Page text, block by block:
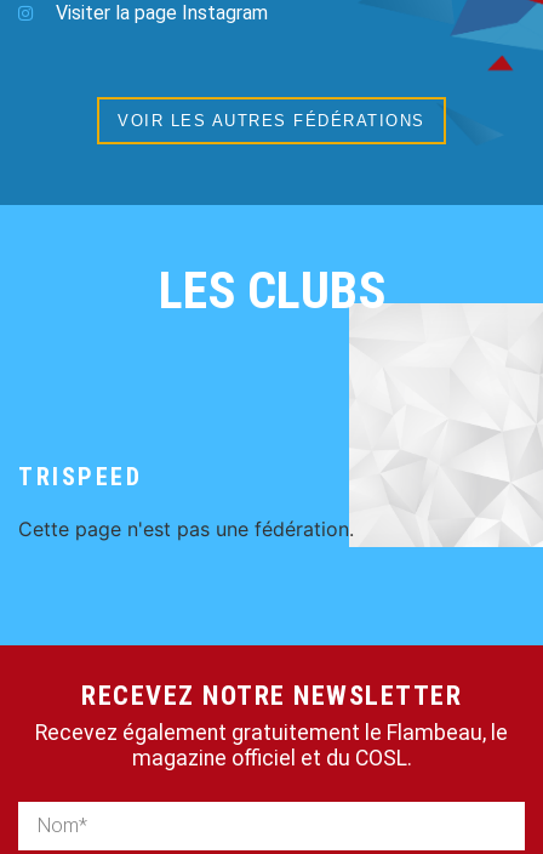
Visiter la page Instagram
VOIR LES AUTRES FÉDÉRATIONS
LES CLUBS
TRISPEED
Cette page n'est pas une fédération.
RECEVEZ NOTRE NEWSLETTER
Recevez également gratuitement le Flambeau, le
magazine officiel et du COSL.